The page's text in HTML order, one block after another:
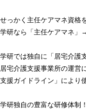
せっかく主任ケアマネ資格
学研なら「主任ケアマネ」
学研では独自に「居宅介護
居宅介護支援事業所の運営
支援ガイドライン」により
学研独自の豊富な研修体制